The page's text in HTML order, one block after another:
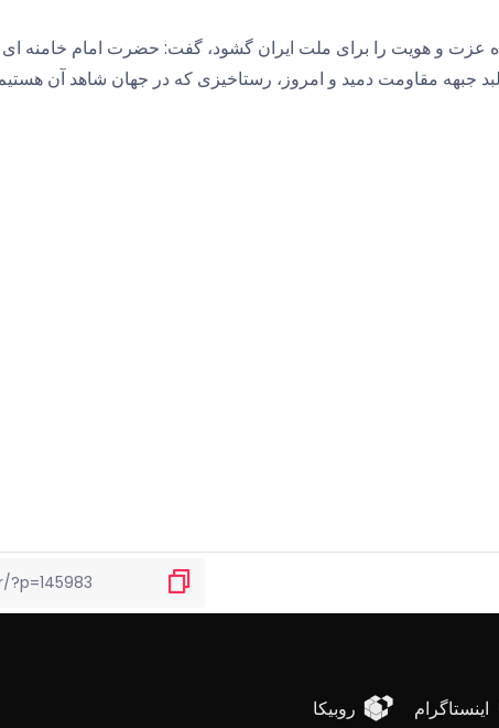
عزت و هویت را برای ملت ایران گشود، گفت: حضرت امام خامنه
جبهه مقاومت دمید و امروز، رستاخیزی که در جهان شاهد آن
اینستاگرام روبیکا